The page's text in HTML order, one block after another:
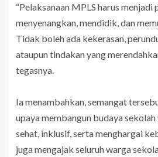
“Pelaksanaan MPLS harus menjadi
menyenangkan, mendidik, dan
Tidak boleh ada kekerasan,
ataupun tindakan yang
tegasnya.
Ia menambahkan, semangat
upaya membangun budaya sekolah
sehat, inklusif, serta menghargai
juga mengajak seluruh warga